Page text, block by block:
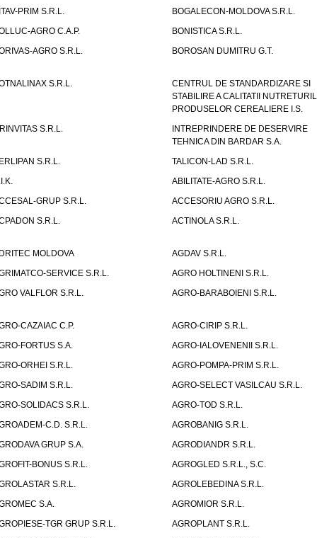
PRIM S.R.L.
BOGALECON-MOLDOVA S.R.L.
AGRO C.A.P.
BONISTICA S.R.L.
AGRO S.R.L.
BOROSAN DUMITRU G.T.
S.R.L.
CENTRUL DE STANDARDIZARE SI
STABILIRE A CALITATII
PRODUSELOR CEREALIERE I.S.
S.R.L.
INTREPRINDERE DE DESERVIRE
TEHNICA DIN BARDAR S.A.
S.R.L.
TALICON-LAD S.R.L.
ABILITATE-AGRO S.R.L.
GRUP S.R.L.
ACCESORIU AGRO S.R.L.
S.R.L.
ACTINOLA S.R.L.
MOLDOVA
AGDAV S.R.L.
SERVICE S.R.L.
AGRO HOLTINENI S.R.L.
VALFLOR S.R.L.
AGRO-BARABOIENI S.R.L.
CAZAIAC C.P.
AGRO-CIRIP S.R.L.
FORTUS S.A.
AGRO-IALOVENENII S.R.L.
ORHEI S.R.L.
AGRO-POMPA-PRIM S.R.L.
SADIM S.R.L.
AGRO-SELECT VASILCAU S.R.L.
SOLIDACS S.R.L.
AGRO-TOD S.R.L.
C.D. S.R.L.
AGROBANIG S.R.L.
GRUP S.A.
AGRODIANDR S.R.L.
BONUS S.R.L.
AGROGLED S.R.L., S.C.
S.R.L.
AGROLEBEDINA S.R.L.
S.A.
AGROMIOR S.R.L.
TGR GRUP S.R.L.
AGROPLANT S.R.L.